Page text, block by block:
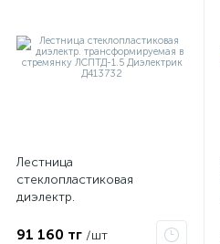
Лестница
стеклопластиковая
диэлектр.
стремянку ЛСПТД-1.5
91 160 тг /шт